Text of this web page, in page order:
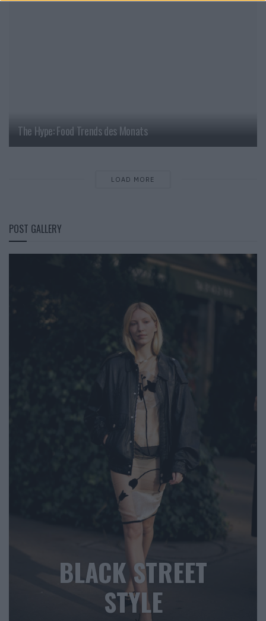
The Hype: Food Trends des Monats
LOAD MORE
POST GALLERY
BLACK STREET
STYLE